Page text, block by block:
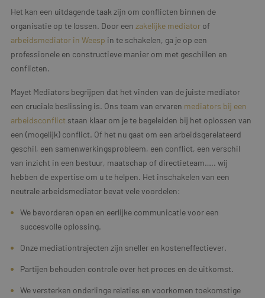
Het kan een uitdagende taak zijn om conflicten binnen de
organisatie op te lossen. Door een zakelijke mediator of
arbeidsmediator in Weesp in te schakelen, ga je op een
professionele en constructieve manier om met geschillen en
conflicten.
Mayet Mediators begrijpen dat het vinden van de juiste mediator
een cruciale beslissing is. Ons team van ervaren mediators bij een
arbeidsconflict staan klaar om je te begeleiden bij het oplossen van
een (mogelijk) conflict. Of het nu gaat om een arbeidsgerelateerd
geschil, een samenwerkingsprobleem, een conflict, een verschil
van inzicht in een bestuur, maatschap of directieteam….. wij
hebben de expertise om u te helpen. Het inschakelen van een
neutrale arbeidsmediator bevat vele voordelen:
We bevorderen open en eerlijke communicatie voor een
succesvolle oplossing.
Onze mediationtrajecten zijn sneller en kosteneffectiever.
Partijen behouden controle over het proces en de uitkomst.
We versterken onderlinge relaties en voorkomen toekomstige